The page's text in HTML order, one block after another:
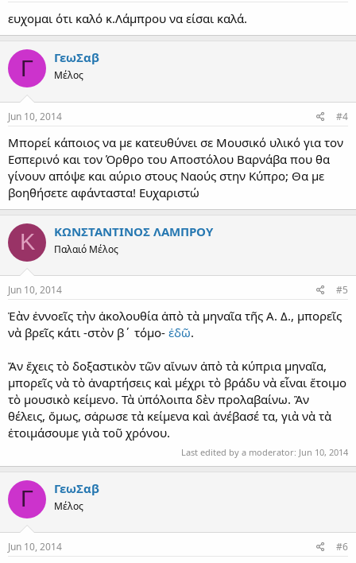
ευχομαι ότι καλό κ.Λάμπρου να είσαι καλά.
Γ ΓεωΣαβ
Μέλος
Jun 10, 2014 #4
Μπορεί κάποιος να με κατευθύνει σε Μουσικό υλικό για τον
Εσπερινό και τον Όρθρο του Αποστόλου Βαρνάβα που θα
γίνουν απόψε και αύριο στους Ναούς στην Κύπρο; Θα με
βοηθήσετε αφάνταστα! Ευχαριστώ
Κ ΚΩΝΣΤΑΝΤΙΝΟΣ ΛΑΜΠΡΟΥ
Παλαιό Μέλος
Jun 10, 2014 #5
Ἐὰν ἐννοεῖς τὴν ἀκολουθία ἀπὸ τὰ μηναῖα τῆς Α. Δ., μπορεῖς
νὰ βρεῖς κάτι -στὸν β΄ τόμο- ἐδῶ.
Ἄν ἔχεις τὸ δοξαστικὸν τῶν αἴνων ἀπὸ τὰ κύπρια μηναῖα,
μπορεῖς νὰ τὸ ἀναρτήσεις καὶ μέχρι τὸ βράδυ νὰ εἶναι ἕτοιμο
τὸ μουσικὸ κείμενο. Τὰ ὐπόλοιπα δὲν προλαβαίνω. Ἂν
θέλεις, ὅμως, σἀρωσε τὰ κείμενα καὶ ἀνέβασέ τα, γιὰ νὰ τὰ
ἐτοιμάσουμε γιὰ τοῦ χρόνου.
Last edited by a moderator: Jun 10, 2014
Γ ΓεωΣαβ
Μέλος
Jun 10, 2014 #6